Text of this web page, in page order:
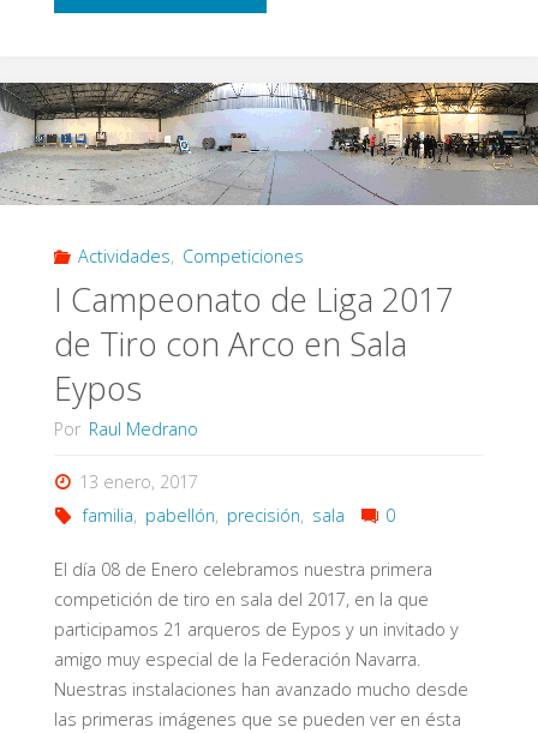
Actividades, Competiciones
I Campeonato de Liga 2017
de Tiro con Arco en Sala
Eypos
Por Raul Medrano
13 enero, 2017
familia, pabellón, precisión, sala 0
El día 08 de Enero celebramos nuestra primera
competición de tiro en sala del 2017, en la que
participamos 21 arqueros de Eypos y un invitado y
amigo muy especial de la Federación Navarra.
Nuestras instalaciones han avanzado mucho desde
las primeras imágenes que se pueden ver en ésta